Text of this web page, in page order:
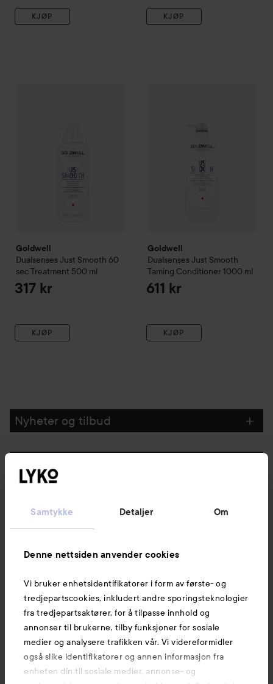
Samtykke Detaljer Om
Denne nettsiden anvender cookies
Vi bruker enhetsidentifikatorer i form av første- og
tredjepartscookies, inkludert andre sporingsteknologier
fra tredjepartsaktører, for å tilpasse innhold og
annonser til brukerne, tilby funksjoner for sosiale
medier og analysere trafikken vår. Vi videreformidler
også slike identifikatorer og annen informasjon fra
enheten din til sosiale medier, annonse- og
KJØP KJØP
Goldwell
Dualsenses Just Smooth 60
sec Treatment 500 ml
317 kr
KJØP
Goldwell
Dualsenses Just Smooth
Taming Conditioner 1000 ml
611 kr
KJØP
Nyheter og tilbud
Kundeservice
Informasjon
Også av interesse